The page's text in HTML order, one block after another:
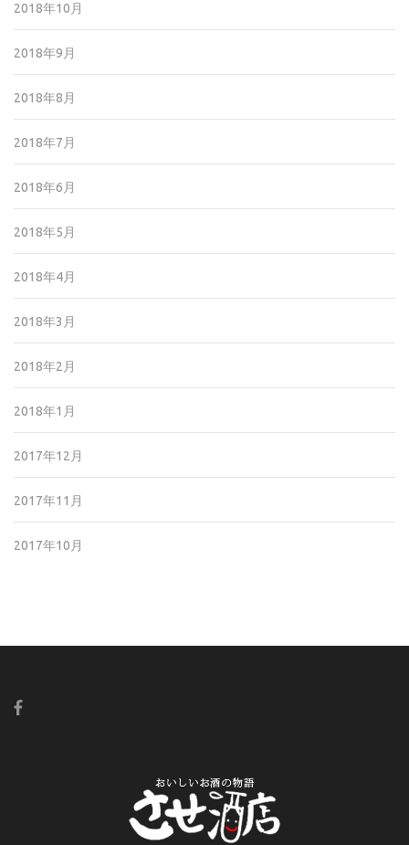
2018年10月
2018年9月
2018年8月
2018年7月
2018年6月
2018年5月
2018年4月
2018年3月
2018年2月
2018年1月
2017年12月
2017年11月
2017年10月